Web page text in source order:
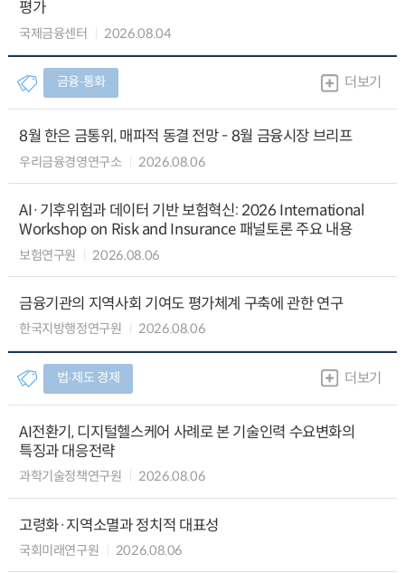
평가
국제금융센터 2026.08.04
금융∙통화 더보기
8월 한은 금통위, 매파적 동결 전망 - 8월 금융시장 브리프
우리금융경영연구소 2026.08.06
AI·기후위험과 데이터 기반 보험혁신: 2026 International
Workshop on Risk and Insurance 패널토론 주요 내용
보험연구원 2026.08.06
금융기관의 지역사회 기여도 평가체계 구축에 관한 연구
한국지방행정연구원 2026.08.06
법∙제도 경제 더보기
AI전환기, 디지털헬스케어 사례로 본 기술인력 수요변화의
특징과 대응전략
과학기술정책연구원 2026.08.06
고령화·지역소멸과 정치적 대표성
국회미래연구원 2026.08.06